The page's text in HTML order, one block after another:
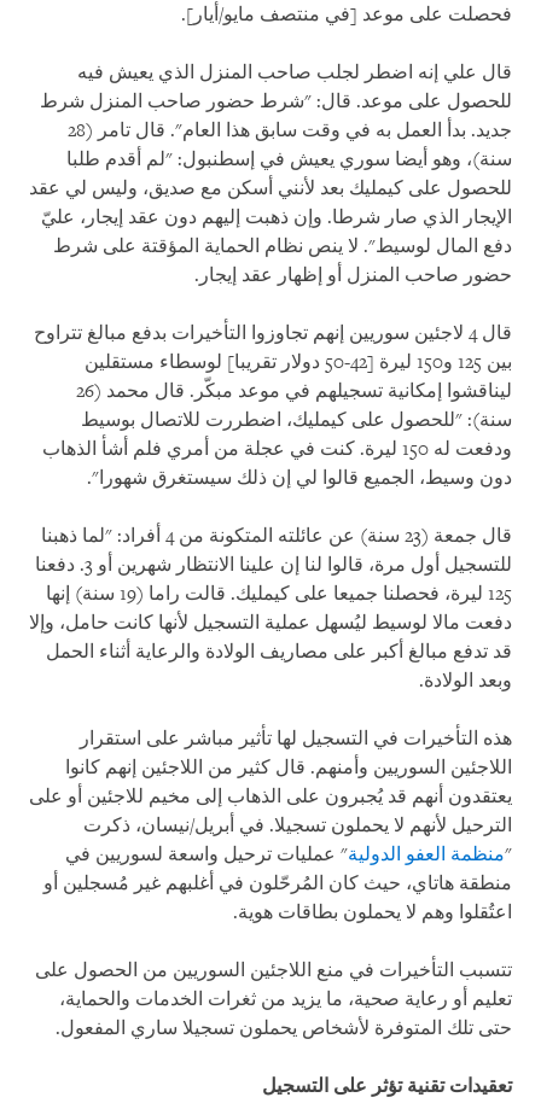
فحصلت على موعد [في منتصف مايو/أيار].
قال علي إنه اضطر لجلب صاحب المنزل الذي يعيش فيه
للحصول على موعد. قال: "شرط حضور صاحب المنزل شرط
جديد. بدأ العمل به في وقت سابق هذا العام". قال تامر (28
سنة)، وهو أيضا سوري يعيش في إسطنبول: "لم أقدم طلبا
للحصول على كيمليك بعد لأنني أسكن مع صديق، وليس لي عقد
الإيجار الذي صار شرطا. وإن ذهبت إليهم دون عقد إيجار، عليّ
دفع المال لوسيط". لا ينص نظام الحماية المؤقتة على شرط
حضور صاحب المنزل أو إظهار عقد إيجار.
قال 4 لاجئين سوريين إنهم تجاوزوا التأخيرات بدفع مبالغ تتراوح
بين 125 و150 ليرة [42-50 دولار تقريبا] لوسطاء مستقلين
ليناقشوا إمكانية تسجيلهم في موعد مبكّر. قال محمد (26
سنة): "للحصول على كيمليك، اضطررت للاتصال بوسيط
ودفعت له 150 ليرة. كنت في عجلة من أمري فلم أشأ الذهاب
دون وسيط، الجميع قالوا لي إن ذلك سيستغرق شهورا".
قال جمعة (23 سنة) عن عائلته المتكونة من 4 أفراد: "لما ذهبنا
للتسجيل أول مرة، قالوا لنا إن علينا الانتظار شهرين أو 3. دفعنا
125 ليرة، فحصلنا جميعا على كيمليك. قالت راما (19 سنة) إنها
دفعت مالا لوسيط ليُسهل عملية التسجيل لأنها كانت حامل، وإلا
قد تدفع مبالغ أكبر على مصاريف الولادة والرعاية أثناء الحمل
وبعد الولادة.
هذه التأخيرات في التسجيل لها تأثير مباشر على استقرار
اللاجئين السوريين وأمنهم. قال كثير من اللاجئين إنهم كانوا
يعتقدون أنهم قد يُجبرون على الذهاب إلى مخيم للاجئين أو على
الترحيل لأنهم لا يحملون تسجيلا. في أبريل/نيسان، ذكرت
"منظمة العفو الدولية" عمليات ترحيل واسعة لسوريين في
منطقة هاتاي، حيث كان المُرحّلون في أغلبهم غير مُسجلين أو
اعتُقلوا وهم لا يحملون بطاقات هوية.
تتسبب التأخيرات في منع اللاجئين السوريين من الحصول على
تعليم أو رعاية صحية، ما يزيد من ثغرات الخدمات والحماية،
حتى تلك المتوفرة لأشخاص يحملون تسجيلا ساري المفعول.
تعقيدات تقنية تؤثر على التسجيل